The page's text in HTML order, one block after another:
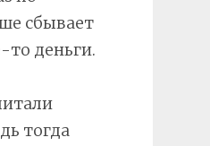
сбывает
то деньги.
тогда